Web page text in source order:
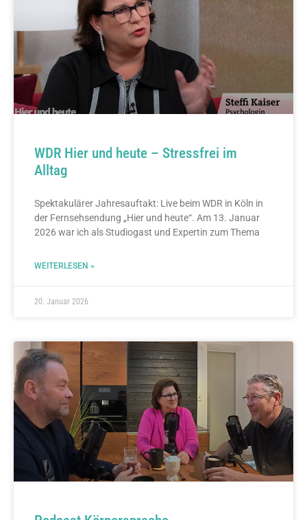
WDR Hier und heute – Stressfrei im
Alltag
Spektakulärer Jahresauftakt: Live beim WDR in Köln in
der Fernsehsendung „Hier und heute“. Am 13. Januar
2026 war ich als Studiogast und Expertin zum Thema
WEITERLESEN »
20. Januar 2026